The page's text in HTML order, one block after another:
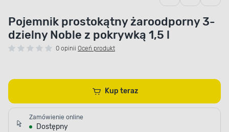
Pojemnik prostokątny żaroodporny 3-
dzielny Noble z pokrywką 1,5 l
0 opinii Oceń produkt
Kup teraz
Zamówienie online
Dostępny